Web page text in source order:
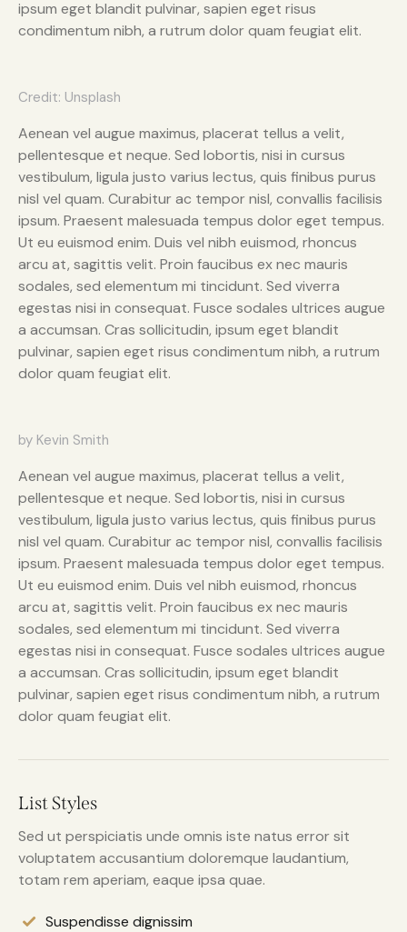
ipsum eget blandit pulvinar, sapien eget risus
condimentum nibh, a rutrum dolor quam feugiat elit.
Credit: Unsplash
Aenean vel augue maximus, placerat tellus a velit,
pellentesque et neque. Sed lobortis, nisi in cursus
vestibulum, ligula justo varius lectus, quis finibus purus
nisl vel quam. Curabitur ac tempor nisl, convallis facilisis
ipsum. Praesent malesuada tempus dolor eget tempus.
Ut eu euismod enim. Duis vel nibh euismod, rhoncus
arcu at, sagittis velit. Proin faucibus ex nec mauris
sodales, sed elementum mi tincidunt. Sed viverra
egestas nisi in consequat. Fusce sodales ultrices augue
a accumsan. Cras sollicitudin, ipsum eget blandit
pulvinar, sapien eget risus condimentum nibh, a rutrum
dolor quam feugiat elit.
by Kevin Smith
Aenean vel augue maximus, placerat tellus a velit,
pellentesque et neque. Sed lobortis, nisi in cursus
vestibulum, ligula justo varius lectus, quis finibus purus
nisl vel quam. Curabitur ac tempor nisl, convallis facilisis
ipsum. Praesent malesuada tempus dolor eget tempus.
Ut eu euismod enim. Duis vel nibh euismod, rhoncus
arcu at, sagittis velit. Proin faucibus ex nec mauris
sodales, sed elementum mi tincidunt. Sed viverra
egestas nisi in consequat. Fusce sodales ultrices augue
a accumsan. Cras sollicitudin, ipsum eget blandit
pulvinar, sapien eget risus condimentum nibh, a rutrum
dolor quam feugiat elit.
List Styles
Sed ut perspiciatis unde omnis iste natus error sit
voluptatem accusantium doloremque laudantium,
totam rem aperiam, eaque ipsa quae.
Suspendisse dignissim